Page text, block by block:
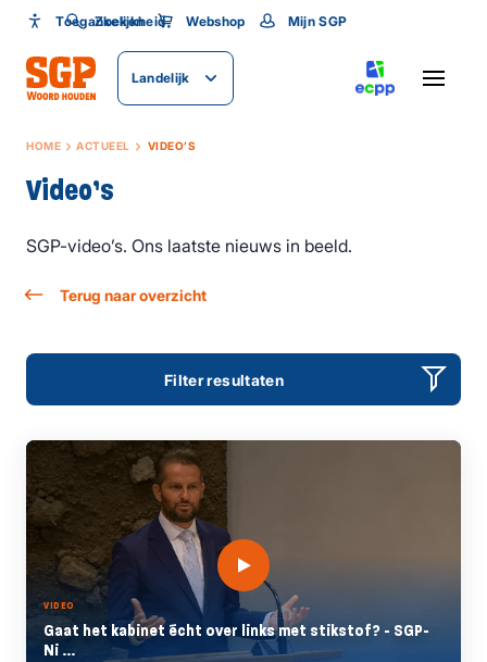
Toegankelijkheid
Toegankelijkheid
Lettergrootte
Zoeken Webshop Mijn SGP
Landelijk SLUITEN
HOME ACTUEEL VIDEO’S
Video’s
SGP-video’s. Ons laatste nieuws in beeld.
Terug naar overzicht
Filter resultaten
VIDEO
Gaat het kabinet écht over links met stikstof? - SGP-
Ni ...